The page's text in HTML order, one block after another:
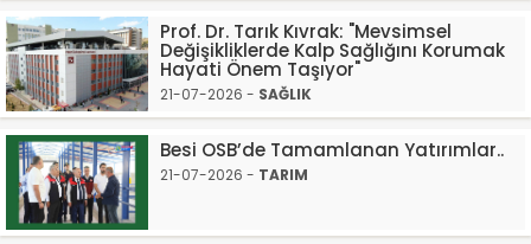
Prof. Dr. Tarık Kıvrak: "Mevsimsel
Değişikliklerde Kalp Sağlığını Korumak
Hayati Önem Taşıyor"
21-07-2026 - SAĞLIK
Besi OSB’de Tamamlanan Yatırımlar..
21-07-2026 - TARIM